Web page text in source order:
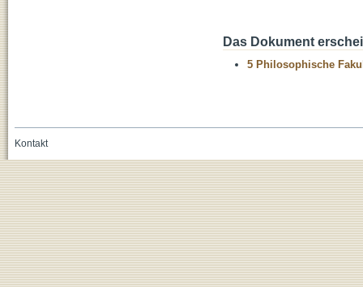
Das Dokument
5 Philosophische
Kontakt